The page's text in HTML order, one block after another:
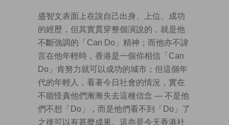
盛智文表面上在說自己出身、上位、成功
的經歷，但其實貫穿整個演說的，就是他
不斷強調的「Can Do」精神；而他亦不諱
言在他年輕時，香港是一個你相信「Can
Do」肯努力就可以成功的城市；但這個年
代的年輕人，看著今日社會的情況，實在
不能怪責他們漸漸失去這種信念 — 不是他
們不想「Do」，而是他們看不到「Do」了
之後可以有甚麼成果。這亦是今天香港社